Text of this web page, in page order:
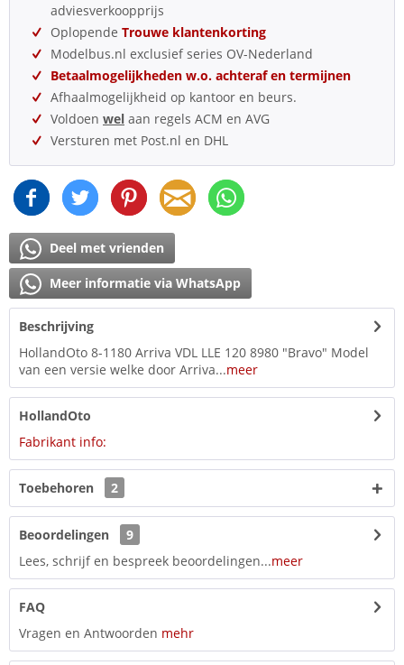
adviesverkoopprijs
Oplopende Trouwe klantenkorting
Modelbus.nl exclusief series OV-Nederland
Betaalmogelijkheden w.o. achteraf en termijnen
Afhaalmogelijkheid op kantoor en beurs.
Voldoen wel aan regels ACM en AVG
Versturen met Post.nl en DHL
Deel met vrienden
Meer informatie via WhatsApp
Beschrijving
HollandOto 8-1180 Arriva VDL LLE 120 8980 "Bravo" Model
van een versie welke door Arriva...meer
HollandOto
Fabrikant info:
Toebehoren 2
Beoordelingen
9
Lees, schrijf en bespreek beoordelingen...meer
FAQ
Vragen en Antwoorden mehr